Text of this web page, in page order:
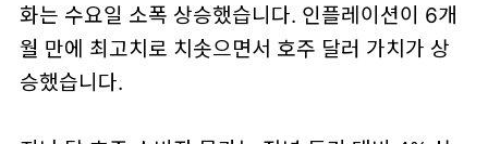
화는 수요일 소폭 상승했습니다. 인플레이션이 6개
월 만에 최고치로 치솟으면서 호주 달러 가치가 상
승했습니다.